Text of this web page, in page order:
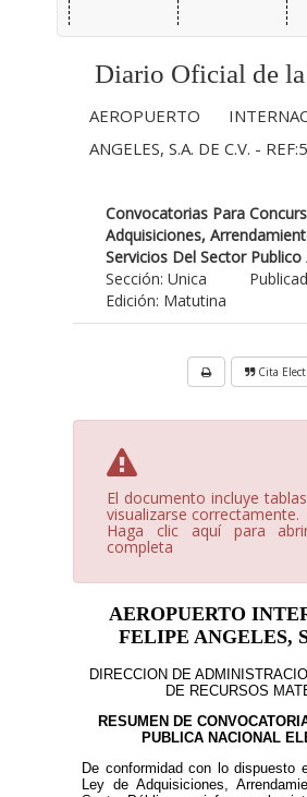
Diario Oficial de la
AEROPUERTO
ANGELES, S.A. DE C.V. -
Convocatorias Para
Adquisiciones,
Servicios Del Sector Publico
Sección: Unica
Edición: Matutina
Cita
El documento incluye
visualizarse correctamente.
Haga clic aquí para
completa